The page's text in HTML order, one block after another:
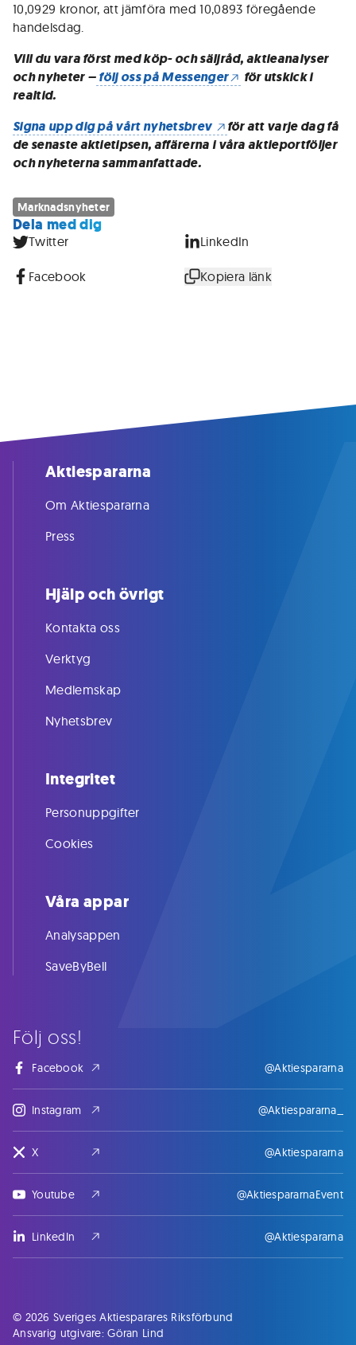
10,0929 kronor, att jämföra med 10,0893 föregående
handelsdag.
Vill du vara först med köp- och säljråd, aktieanalyser
och nyheter –följ oss på Messenger
för utskick i
realtid.
Signa upp dig på vårt nyhetsbrev
för att varje dag få
de senaste aktietipsen, affärerna i våra aktieportföljer
och nyheterna sammanfattade.
Marknadsnyheter
Dela med dig
Twitter LinkedIn
Facebook Kopiera länk
Följ oss!
Facebook @Aktiespararna
Instagram @Aktiespararna_
X @Aktiespararna
Youtube @AktiespararnaEvent
LinkedIn @Aktiespararna
Aktiespararna
Om Aktiespararna
Press
Hjälp och övrigt
Kontakta oss
Verktyg
Medlemskap
Nyhetsbrev
Integritet
Personuppgifter
Cookies
Våra appar
Analysappen
SaveByBell
© 2026 Sveriges Aktiesparares Riksförbund
Ansvarig utgivare: Göran Lind